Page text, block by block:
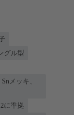
グル型
メッキ、
に準拠